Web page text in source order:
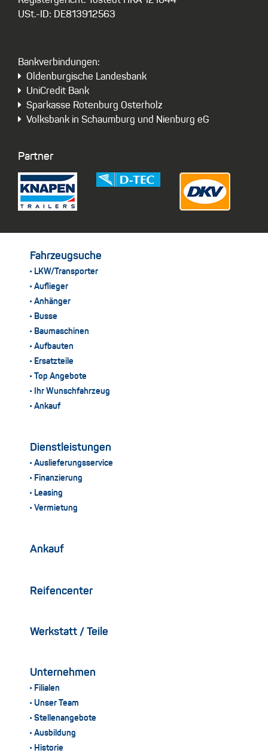
USt.-ID: DE813912563
Bankverbindungen:
Oldenburgische Landesbank
UniCredit Bank
Sparkasse Rotenburg Osterholz
Volksbank in Schaumburg und Nienburg eG
Partner
Fahrzeugsuche
LKW/Transporter
Auflieger
Anhänger
Busse
Baumaschinen
Aufbauten
Ersatzteile
Top Angebote
Ihr Wunschfahrzeug
Ankauf
Dienstleistungen
Auslieferungsservice
Finanzierung
Leasing
Vermietung
Ankauf
Reifencenter
Werkstatt / Teile
Unternehmen
Filialen
Unser Team
Stellenangebote
Ausbildung
Historie